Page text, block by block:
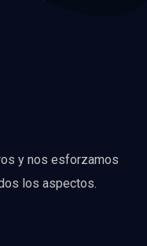
y nos esforzamos
los aspectos.